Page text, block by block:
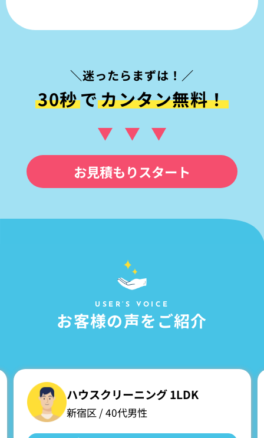
＼迷ったらまずは！／
30秒でカンタン無料！
お見積もりスタート
USER’S VOICE
お客様の声を ご紹介
ハウスクリーニング 1LDK
新宿区 / 40代男性